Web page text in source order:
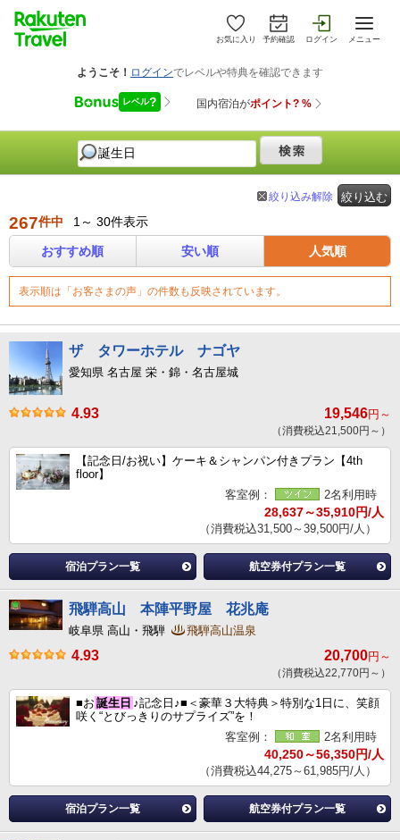
お気に入り 予約確認 ログイン メニュー
絞り込む
絞り込み解除
267件中 1～ 30件表示
おすすめ順 安い順 人気順
表示順は「お客さまの声」の件数も反映されています。
ザ タワーホテル ナゴヤ
愛知県 名古屋 栄・錦・名古屋城
4.93 19,546円～
（消費税込21,500円～）
【記念日/お祝い】ケーキ＆シャンパン付きプラン【4th
floor】
客室例：
2名利用時
28,637～35,910円/人
（消費税込31,500～39,500円/人）
宿泊プラン一覧 航空券付プラン一覧
飛騨高山 本陣平野屋 花兆庵
岐阜県 高山・飛騨 飛騨高山温泉
4.93 20,700円～
（消費税込22,770円～）
■お 誕生日 ♪記念日♪■＜豪華３大特典＞特別な1日に、笑顔
咲く“とびっきりのサプライズ”を！
客室例：
2名利用時
40,250～56,350円/人
（消費税込44,275～61,985円/人）
宿泊プラン一覧 航空券付プラン一覧